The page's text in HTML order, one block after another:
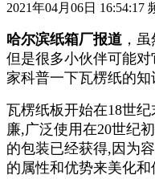
2021年04月06日 16:54:17
哈尔滨纸箱厂报道 ，
但是很多小伙伴可能
家科普一下瓦楞纸的知
瓦楞纸板开始在18世
廉,广泛使用在20世纪
的包装已经获得,因为
的属性和优势来美化